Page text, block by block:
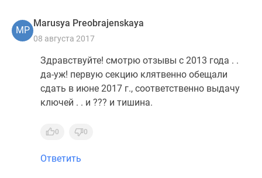
MP
Marusya Preobrajenskaya
08 августа 2017
Здравствуйте! смотрю отзывы с 2013 года . .
да-уж! первую секцию клятвенно обещали
сдать в июне 2017 г., соответственно выдачу
ключей . . и ??? и тишина.
0 0
Ответить